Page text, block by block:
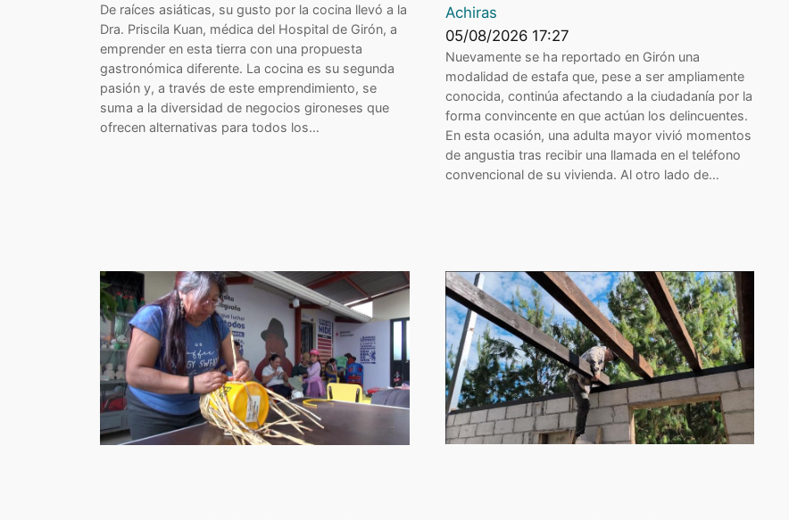
De raíces asiáticas, su gusto por la cocina llevó a la
Dra. Priscila Kuan, médica del Hospital de Girón, a
emprender en esta tierra con una propuesta
gastronómica diferente. La cocina es su segunda
pasión y, a través de este emprendimiento, se
suma a la diversidad de negocios gironeses que
ofrecen alternativas para todos los…
Achiras
05/08/2026 17:27
Nuevamente se ha reportado en Girón una
modalidad de estafa que, pese a ser ampliamente
conocida, continúa afectando a la ciudadanía por la
forma convincente en que actúan los delincuentes.
En esta ocasión, una adulta mayor vivió momentos
de angustia tras recibir una llamada en el teléfono
convencional de su vivienda. Al otro lado de…